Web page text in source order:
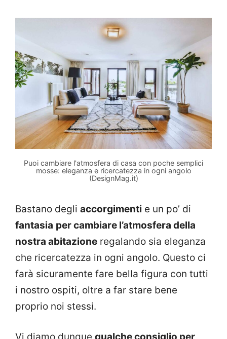
Puoi cambiare l'atmosfera di casa con poche semplici
mosse: eleganza e ricercatezza in ogni angolo
(DesignMag.it)
Bastano degli accorgimenti e un po’ di
fantasia per cambiare l’atmosfera della
nostra abitazione regalando sia eleganza
che ricercatezza in ogni angolo. Questo ci
farà sicuramente fare bella figura con tutti
i nostro ospiti, oltre a far stare bene
proprio noi stessi.